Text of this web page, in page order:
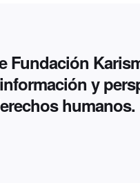
Fundación
y
humanos.